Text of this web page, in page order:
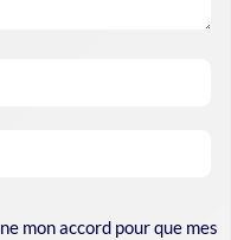
mon accord pour que mes